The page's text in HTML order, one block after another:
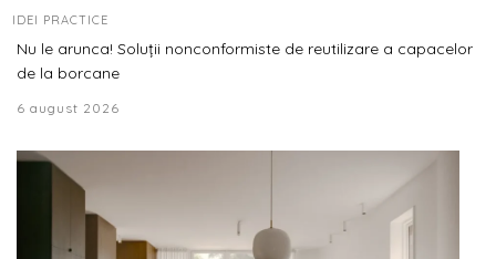
IDEI PRACTICE
Nu le arunca! Soluții nonconformiste de reutilizare a capacelor
de la borcane
6 august 2026